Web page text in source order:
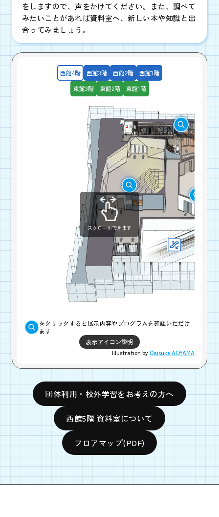
最強！？紙パックハウスづくりにチ
2026年8月12日(水)
①10:30,②14:00 各60分
スペシャルガイドツアー＜8月4回目
2026年8月12日(水)
13:20-14:50
西館・東館
2026年8月13日(木)
西館1Fガイダンスルーム1
最強！？紙パック
2026年8月14日(金)
西館1Fガイダンスル
スペシャルガイド
2026年8月14日(金)
西館・東館
絵手紙を
西館1F
をしますので、声をかけてください。また、調べて
みたいことがあれば資料室へ、新しい本や知識と出
合ってみましょう。
西館4階 西館3階 西館2階
西館1階
東館3階
東館2階 東館1階
スクロールできます
をクリックすると展示内容やプログラムを確認いただけ
ます
表示アイコン説明
Illustration by Daisuke AOYAMA
団体利用・校外学習をお考えの方へ
西館5階 資料室について
フロアマップ(PDF)